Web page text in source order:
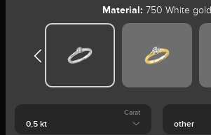
Material: 750 White gold
Carat